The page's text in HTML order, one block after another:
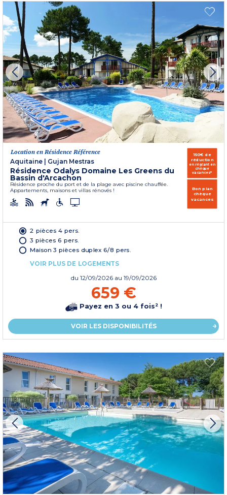
Location en Résidence Référence
Aquitaine | Gujan Mestras
Résidence Odalys Domaine Les Greens du
Bassin d'Arcachon
Résidence proche du port et de la plage avec piscine chauffée.
Appartements, maisons et villas rénovés !
150€ de
réduction
en réglant en
chèque
vacances*
Bon plan
chèque
vacances
2 pièces 4 pers.
3 pièces 6 pers.
Maison 3 pièces duplex 6/8 pers.
VOIR PLUS DE LOGEMENTS
du 12/09/2026 au 19/09/2026
659 €
Payez en 3 ou 4 fois² !
VOIR LES DISPONIBILITÉS